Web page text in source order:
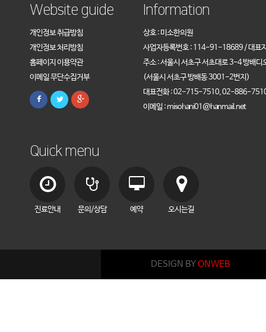
Website guide
개인정보 취급방침
개인정보 처리방침
홈페이지 이용약관
이메일 무단수집거부
Information
상호 : 미소한의원
사업자등록번호 : 114-91-18689 / 대표
주소 : 서울시 서초구 서초대로 3-4 방배
(서울시 서초구 방배동 3001-2번지)
대표전화 : 02-715-7510, 02-886-
이메일 : misohani01@hanmail.net
Quick menu
진료안내 문의/상담 예약 오시는길
DESIGN BYONWEB